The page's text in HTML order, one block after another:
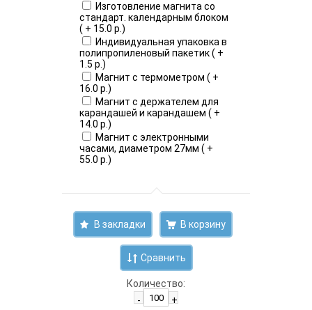
Изготовление магнита со
стандарт. календарным блоком
( + 15.0 р.)
Индивидуальная упаковка в
полипропиленовый пакетик ( +
1.5 р.)
Магнит с термометром ( +
16.0 р.)
Магнит с держателем для
карандашей и карандашем ( +
14.0 р.)
Магнит с электронными
часами, диаметром 27мм ( +
55.0 р.)
В закладки
Сравнить
Количество:
-
+